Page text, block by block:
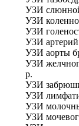
УЗИ
УЗИ
УЗИ
УЗИ
УЗИ аорты
УЗИ
р.
УЗИ
УЗИ
УЗИ
УЗИ